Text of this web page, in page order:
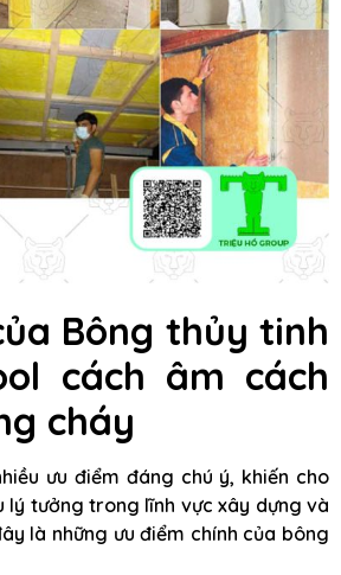
Bông thủy tinh
cách âm cách
cháy
ưu điểm đáng chú ý, khiến cho
lý tưởng trong lĩnh vực xây dựng và
là những ưu điểm chính của bông